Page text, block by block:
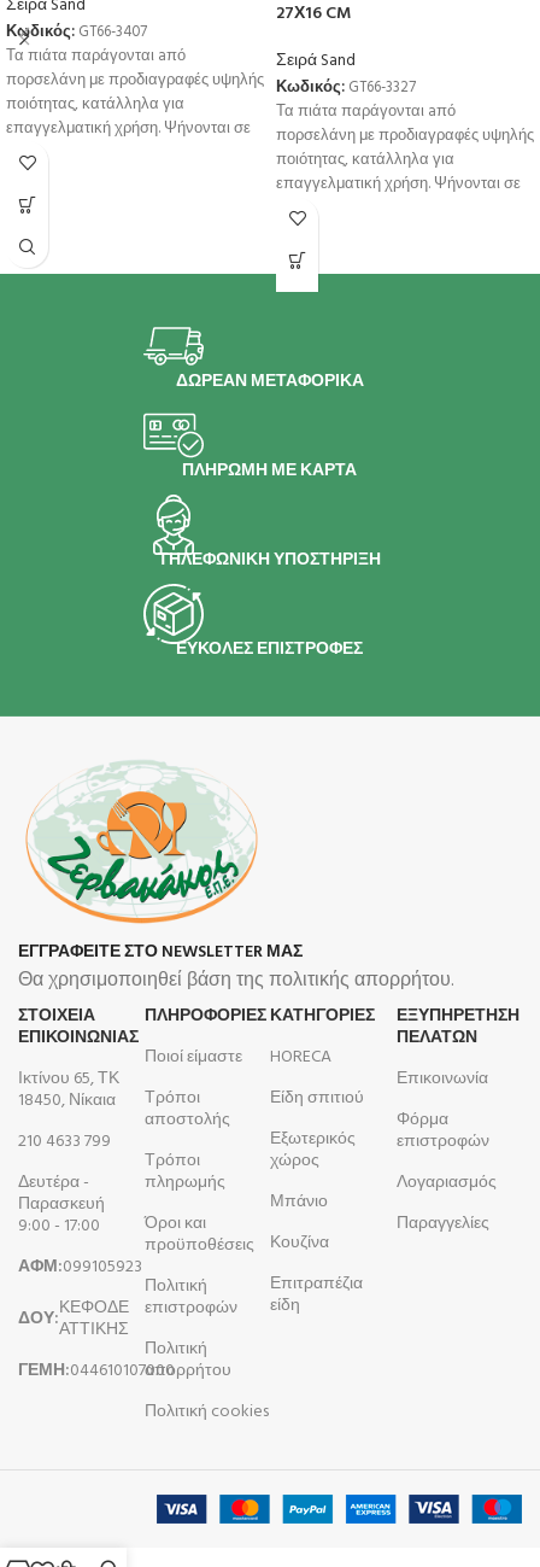
Σειρά Sand
Κωδικός: GT66-3407
Τα πιάτα παράγονται aπό
πορσελάνη με προδιαγραφές υψηλής
ποιότητας, κατάλληλα για
επαγγελματική χρήση. Ψήνονται σε
υψηλή θερμοκρσία για μεγαλύτερη
αντοχή
27Χ16 CM
Σειρά Sand
Κωδικός: GT66-3327
Τα πιάτα παράγονται aπό
πορσελάνη με προδιαγραφές υψηλής
ποιότητας, κατάλληλα για
επαγγελματική χρήση. Ψήνονται σε
υψηλή θερμοκρσία για μεγαλύτερη
αντοχή
ΔΩΡΕΑΝ ΜΕΤΑΦΟΡΙΚΑ
ΠΛΗΡΩΜΗ ΜΕ ΚΑΡΤΑ
ΤΗΛΕΦΩΝΙΚΗ ΥΠΟΣΤΗΡΙΞΗ
ΕΥΚΟΛΕΣ ΕΠΙΣΤΡΟΦΕΣ
ΕΓΓΡΑΦΕΙΤΕ ΣΤΟ NEWSLETTER ΜΑΣ
Θα χρησιμοποιηθεί βάση της πολιτικής απορρήτου.
ΣΤΟΙΧΕΙΑ
ΕΠΙΚΟΙΝΩΝΙΑΣ
Ικτίνου 65, ΤΚ
18450, Νίκαια
210 4633 799
Δευτέρα -
Παρασκευή
9:00 - 17:00
ΑΦΜ:099105923
ΔΟΥ:ΚΕΦΟΔΕ
ΑΤΤΙΚΗΣ
ΓΕΜΗ:044610107000
ΠΛΗΡΟΦΟΡΊΕΣ
Ποιοί είμαστε
Τρόποι
αποστολής
Τρόποι
πληρωμής
Όροι και
προϋποθέσεις
Πολιτική
επιστροφών
Πολιτική
απορρήτου
Πολιτική cookies
ΚΑΤΗΓΟΡΙΕΣ
HORECA
Είδη σπιτιού
Εξωτερικός
χώρος
Μπάνιο
Κουζίνα
Επιτραπέζια
είδη
ΕΞΥΠΗΡΕΤΗΣΗ
ΠΕΛΑΤΩΝ
Επικοινωνία
Φόρμα
επιστροφών
Λογαριασμός
Παραγγελίες